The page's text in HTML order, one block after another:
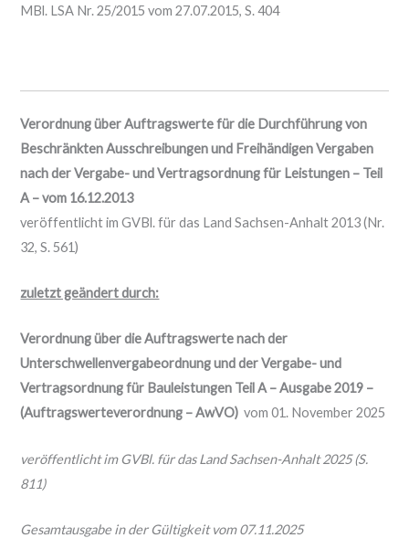
MBl. LSA Nr. 25/2015 vom 27.07.2015, S. 404
Verordnung über Auftragswerte für die Durchführung von
Beschränkten Ausschreibungen und Freihändigen Vergaben
nach der Vergabe- und Vertragsordnung für Leistungen – Teil
A – vom 16.12.2013
veröffentlicht im GVBl. für das Land Sachsen-Anhalt 2013 (Nr.
32, S. 561)
zuletzt geändert durch:
Verordnung über die Auftragswerte nach der
Unterschwellenvergabeordnung und der Vergabe- und
Vertragsordnung für Bauleistungen Teil A – Ausgabe 2019 –
(Auftragswerteverordnung – AwVO)vom 01. November 2025
veröffentlicht im GVBl. für das Land Sachsen-Anhalt 2025 (S.
811)
Gesamtausgabe in der Gültigkeit vom 07.11.2025